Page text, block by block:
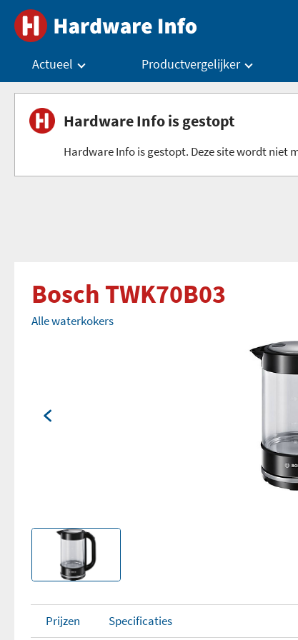
Actueel Productvergelijker
Hardware Info is gestopt
Hardware Info is gestopt. Deze site wordt niet
Bosch TWK70B03
Alle waterkokers
Prijzen Specificaties